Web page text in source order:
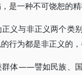
一种不可饶恕的精
义与非正义两个类
行为都是非正义的，
群体——譬如民族、